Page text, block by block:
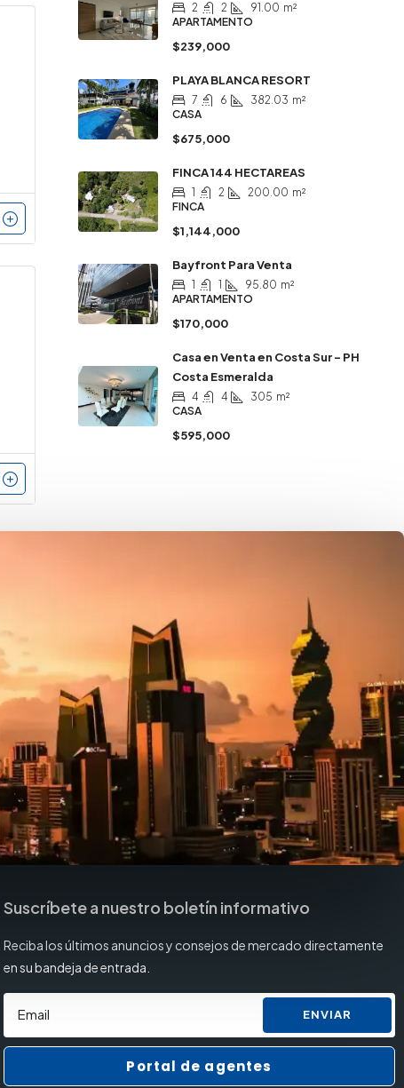
2 2 91.00 m²
APARTAMENTO
$239,000
PLAYA BLANCA RESORT
7 6 382.03 m²
CASA
$675,000
FINCA 144 HECTAREAS
1 2 200.00 m²
FINCA
$1,144,000
Bayfront Para Venta
1 1 95.80 m²
APARTAMENTO
$170,000
Casa en Venta en Costa Sur – PH
Costa Esmeralda
4 4 305 m²
CASA
$595,000
Suscríbete a nuestro boletín informativo
Reciba los últimos anuncios y consejos de mercado directamente
en su bandeja de entrada.
ENVIAR
Portal de agentes